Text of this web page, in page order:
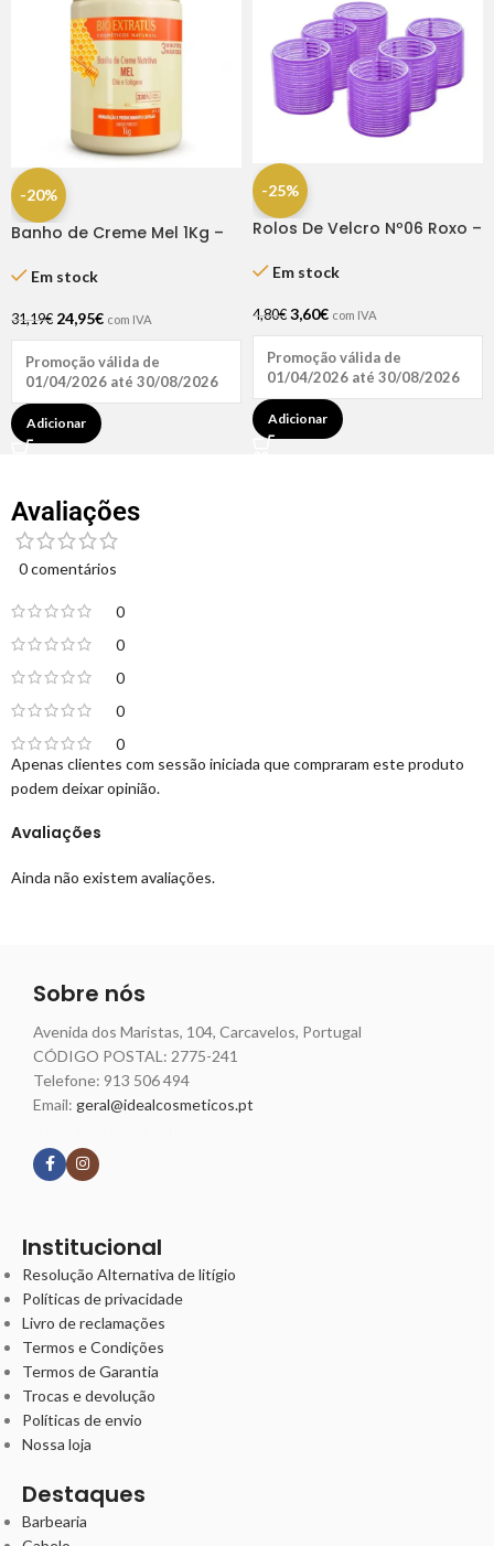
-20%
Banho de Creme Mel 1Kg –
Em stock
31,19€ 24,95€ com IVA
Promoção válida de
01/04/2026 até 30/08/2026
Adicionar
-25%
Rolos De Velcro Nº06 Roxo –
Em stock
4,80€ 3,60€ com IVA
Promoção válida de
01/04/2026 até 30/08/2026
Adicionar
Avaliações
0 comentários
0
0
0
0
0
Avaliações
Ainda não existem avaliações.
Apenas clientes com sessão iniciada que compraram este produto
podem deixar opinião.
Sobre nós
Avenida dos Maristas, 104, Carcavelos, Portugal
CÓDIGO POSTAL: 2775-241
Telefone: 913 506 494
Email: geral@idealcosmeticos.pt
Institucional
Resolução Alternativa de litígio
Políticas de privacidade
Livro de reclamações
Termos e Condições
Termos de Garantia
Trocas e devolução
Políticas de envio
Nossa loja
Destaques
Barbearia